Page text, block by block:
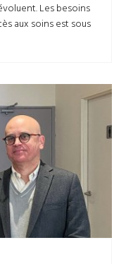
Les besoins
aux soins est sous